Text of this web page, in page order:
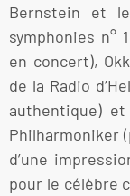
Bernstein et
symphonies n°
en concert),
de la Radio
authentique)
Philharmoniker
d’une
pour le célèbre